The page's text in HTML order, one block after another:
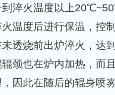
到淬火温度以上
温度后进行保温，控
透烧前出炉淬火，达
颈也在炉内加热，而
因此在随后的辊身喷